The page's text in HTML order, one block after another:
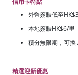
外幣簽賬低至
本地簽賬HK$6/里
積分無限期，可
精選迎新優惠